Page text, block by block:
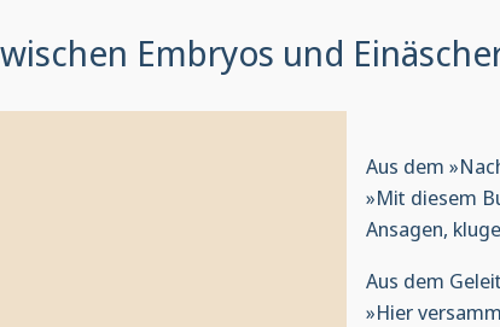
Embryos und
Aus dem
»Mit diesem
Ansagen,
Aus dem
»Hier